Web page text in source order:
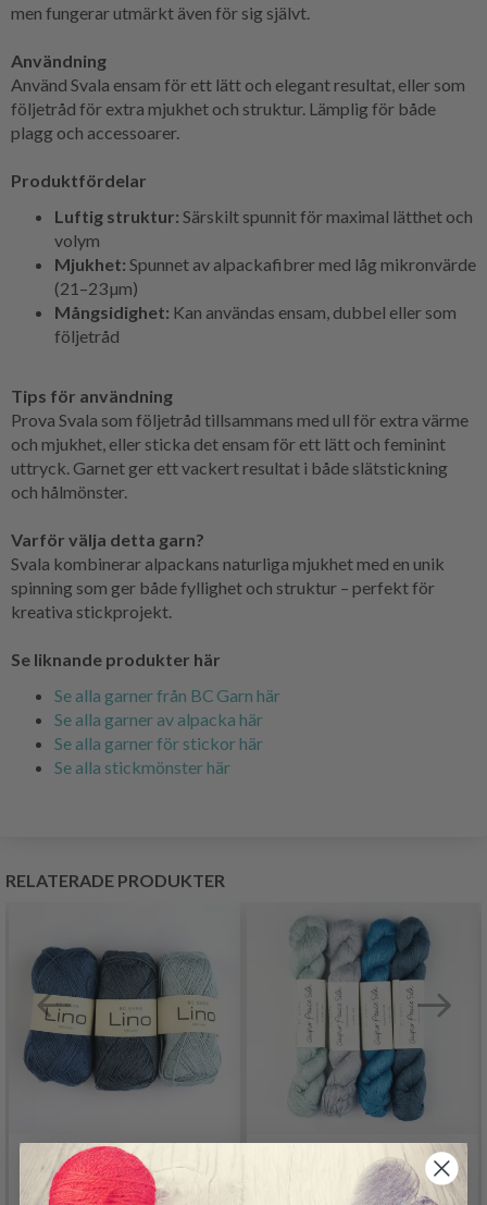
men fungerar utmärkt även för sig självt.
Användning
Använd Svala ensam för ett lätt och elegant resultat, eller som
följetråd för extra mjukhet och struktur. Lämplig för både
plagg och accessoarer.
Produktfördelar
Luftig struktur: Särskilt spunnit för maximal lätthet och
volym
Mjukhet: Spunnet av alpackafibrer med låg mikronvärde
(21–23 µm)
Mångsidighet: Kan användas ensam, dubbel eller som
följetråd
Tips för användning
Prova Svala som följetråd tillsammans med ull för extra värme
och mjukhet, eller sticka det ensam för ett lätt och feminint
uttryck. Garnet ger ett vackert resultat i både slätstickning
och hålmönster.
Varför välja detta garn?
Svala kombinerar alpackans naturliga mjukhet med en unik
spinning som ger både fyllighet och struktur – perfekt för
kreativa stickprojekt.
Se liknande produkter här
Se alla garner från BC Garn här
Se alla garner av alpacka här
Se alla garner för stickor här
Se alla stickmönster här
RELATERADE PRODUKTER
BC GARN LINO
BC GARN JAIPUR